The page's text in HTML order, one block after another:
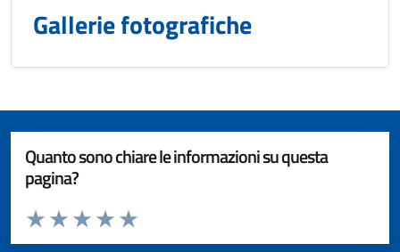
Gallerie fotografiche
Quanto sono chiare le informazioni su questa
pagina?
Valuta da 1 a 5 stelle la pagina
Valuta 5 stelle su 5
Valuta 4 stelle su 5
Valuta 3 stelle su 5
Valuta 2 stelle su 5
Valuta 1 stelle su 5